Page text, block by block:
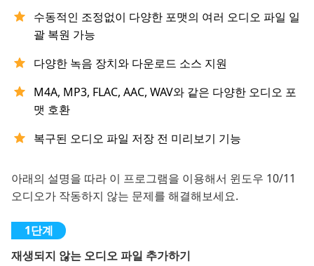
수동적인 조정없이 다양한 포맷의 여러 오디오 파일 일
괄 복원 가능
다양한 녹음 장치와 다운로드 소스 지원
M4A, MP3, FLAC, AAC, WAV와 같은 다양한 오디오 포
맷 호환
복구된 오디오 파일 저장 전 미리보기 기능
아래의 설명을 따라 이 프로그램을 이용해서 윈도우 10/11
오디오가 작동하지 않는 문제를 해결해보세요.
재생되지 않는 오디오 파일 추가하기